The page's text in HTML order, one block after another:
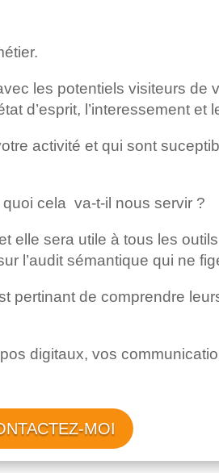
les potentiels visiteurs de
d’esprit, l’interessement
activité et qui sont
cela va-t-il nous servir ?
elle sera utile à tous les
l’audit sémantique qui ne
pertinant de comprendre
digitaux, vos
MOI